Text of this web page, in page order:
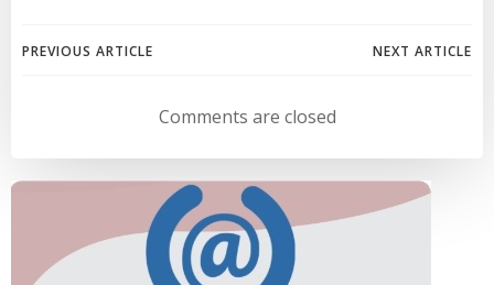
Navegación
entradas
PREVIOUS ARTICLE
Navegación
de
entradas
NEXT ARTICLE
Comments are closed